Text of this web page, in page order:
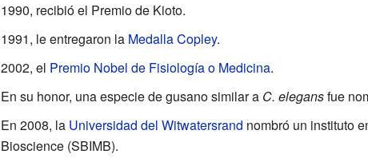
1990, recibió el Premio de Kioto.
1991, le entregaron la Medalla Copley.
2002, el Premio Nobel de Fisiología o Medicina.
En su honor, una especie de gusano similar a C. elegansfue
En 2008, la Universidad del Witwatersrand nombró un instituto
Bioscience (SBIMB).